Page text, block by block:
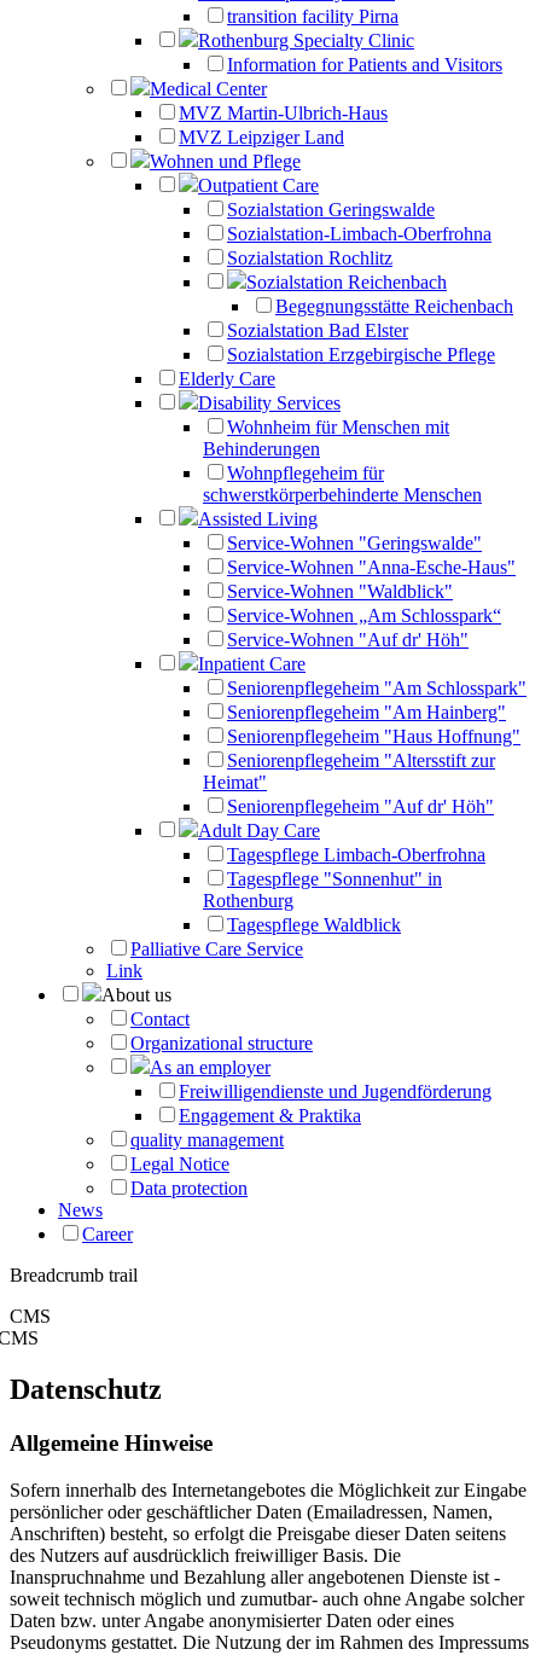
transition facility Pirna
Rothenburg Specialty Clinic
Information for Patients and Visitors
Medical Center
MVZ Martin-Ulbrich-Haus
MVZ Leipziger Land
Wohnen und Pflege
Outpatient Care
Sozialstation Geringswalde
Sozialstation-Limbach-Oberfrohna
Sozialstation Rochlitz
Sozialstation Reichenbach
Begegnungsstätte Reichenbach
Sozialstation Bad Elster
Sozialstation Erzgebirgische Pflege
Elderly Care
Disability Services
Wohnheim für Menschen mit
Behinderungen
Wohnpflegeheim für
schwerstkörperbehinderte Menschen
Assisted Living
Service-Wohnen "Geringswalde"
Service-Wohnen "Anna-Esche-Haus"
Service-Wohnen "Waldblick"
Service-Wohnen „Am Schlosspark“
Service-Wohnen "Auf dr' Höh"
Inpatient Care
Seniorenpflegeheim "Am Schlosspark"
Seniorenpflegeheim "Am Hainberg"
Seniorenpflegeheim "Haus Hoffnung"
Seniorenpflegeheim "Altersstift zur
Heimat"
Seniorenpflegeheim "Auf dr' Höh"
Adult Day Care
Tagespflege Limbach-Oberfrohna
Tagespflege "Sonnenhut" in
Rothenburg
Tagespflege Waldblick
Palliative Care Service
Link
About us
Contact
Organizational structure
As an employer
Freiwilligendienste und Jugendförderung
Engagement & Praktika
quality management
Legal Notice
Data protection
News
Career
Breadcrumb trail
CMS
Datenschutz
Allgemeine Hinweise
Sofern innerhalb des Internetangebotes die Möglichkeit zur Eingabe
persönlicher oder geschäftlicher Daten (Emailadressen, Namen,
Anschriften) besteht, so erfolgt die Preisgabe dieser Daten seitens
des Nutzers auf ausdrücklich freiwilliger Basis. Die
Inanspruchnahme und Bezahlung aller angebotenen Dienste ist -
soweit technisch möglich und zumutbar- auch ohne Angabe solcher
Daten bzw. unter Angabe anonymisierter Daten oder eines
Pseudonyms gestattet. Die Nutzung der im Rahmen des Impressums